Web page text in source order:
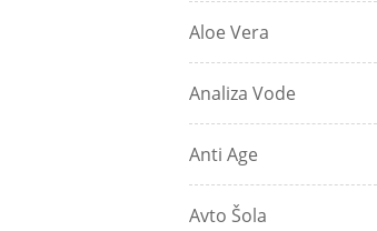
Aloe Vera
Analiza Vode
Anti Age
Avto Šola